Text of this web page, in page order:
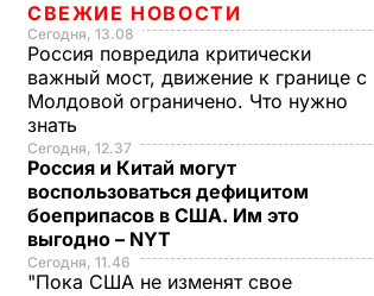
СВЕЖИЕ НОВОСТИ
Сегодня, 13.08
Россия повредила критически
важный мост, движение к границе с
Молдовой ограничено. Что нужно
знать
Сегодня, 12.37
Россия и Китай могут
воспользоваться дефицитом
боеприпасов в США. Им это
выгодно – NYT
Сегодня, 11.46
"Пока США не изменят свое